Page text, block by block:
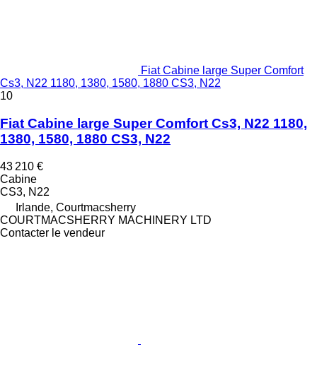
Fiat Cabine large Super Comfort
Cs3, N22 1180, 1380, 1580, 1880 CS3, N22
10
Fiat Cabine large Super Comfort Cs3, N22 1180,
1380, 1580, 1880 CS3, N22
43 210 €
Cabine
CS3, N22
Irlande, Courtmacsherry
COURTMACSHERRY MACHINERY LTD
Contacter le vendeur